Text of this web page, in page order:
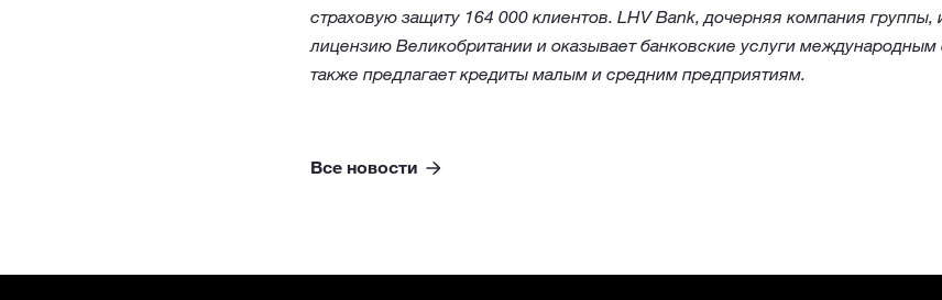
страховую защиту 164 000 клиентов. LHV Bank, дочерняя компания группы,
лицензию Великобритании и оказывает банковские услуги
также предлагает кредиты малым и средним предприятиям.
Все новости